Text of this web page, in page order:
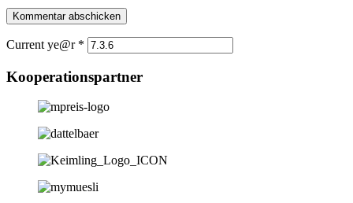
Current ye@r *
Kooperationspartner